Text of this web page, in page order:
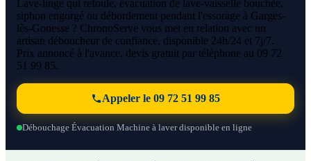
Lave-linge qui refoule, évacuation de lave-vaisselle bouchée,
siphon engorgé ou débordement pendant l'essorage à Garges-
lès-Gonesse ? ChronoServe vous met en relation avec un
artisan déboucheur de confiance, disponible 24h/24 et 7j/7.
Prix annoncé à l'avance, devis gratuit par téléphone au 09 72
51 99 85.
Appeler le 09 72 51 99 85
Débouchage Évacuation Machine à laver disponible en ligne